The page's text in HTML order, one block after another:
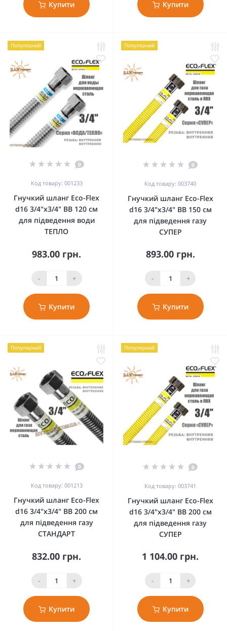
Купити Купити
Популярний
0
Код товару: 001233
Гнучкий шланг Eco-Flex
d16 3/4"х3/4" ВВ 120 см
для підведення води
ТЕПЛО
983.00 грн.
- +
Купити
Популярний
0
Код товару: 003740
Гнучкий шланг Eco-Flex
d16 3/4"х3/4" ВВ 150 см
для підведення газу
СУПЕР
893.00 грн.
- +
Купити
Популярний
0
Код товару: 001213
Гнучкий шланг Eco-Flex
d16 3/4"х3/4" ВВ 200 см
для підведення газу
СТАНДАРТ
832.00 грн.
- +
Купити
Популярний
0
Код товару: 003741
Гнучкий шланг Eco-Flex
d16 3/4"х3/4" ВВ 200 см
для підведення газу
СУПЕР
1 104.00 грн.
- +
Купити